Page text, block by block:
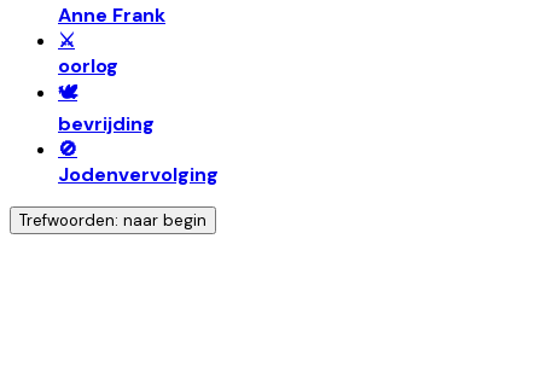
Anne Frank
⚔️
oorlog
🕊️
bevrijding
🚫
Jodenvervolging
Trefwoorden: naar begin